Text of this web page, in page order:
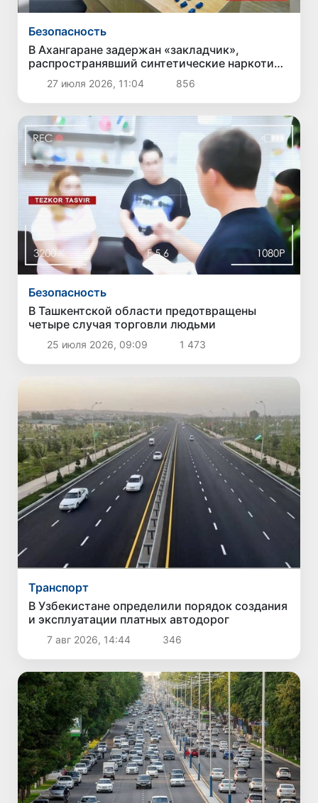
Безопасность
В Ахангаране задержан «закладчик»,
распространявший синтетические наркотики
через 300 тайников
27 июля 2026, 11:04 856
Безопасность
В Ташкентской области предотвращены
четыре случая торговли людьми
25 июля 2026, 09:09 1 473
Транспорт
В Узбекистане определили порядок создания
и эксплуатации платных автодорог
7 авг 2026, 14:44 346